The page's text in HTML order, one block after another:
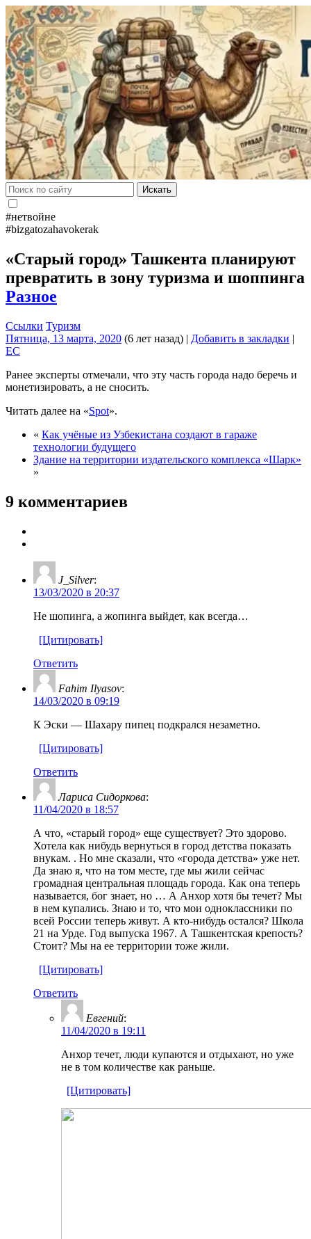
Искать
#нетвойне
#bizgatozahavokerak
«Старый город» Ташкента планируют
превратить в зону туризма и шоппинга
Разное
Ссылки Туризм
Пятница, 13 марта, 2020 (6 лет назад) | Добавить в закладки |
EC
Ранее эксперты отмечали, что эту часть города надо беречь и
монетизировать, а не сносить.
Читать далее на «Spot».
« Как учёные из Узбекистана создают в гараже
технологии будущего
Здание на территории издательского комплекса «Шарк»
»
9 комментариев
J_Silver:
13/03/2020 в 20:37
Не шопинга, а жопинга выйдет, как всегда…
[Цитировать]
Ответить
Fahim Ilyasov:
14/03/2020 в 09:19
К Эски — Шахару пипец подкрался незаметно.
[Цитировать]
Ответить
Лариса Сидоркова:
11/04/2020 в 18:57
А что, «старый город» еще существует? Это здорово.
Хотела как нибудь вернуться в город детства показать
внукам. . Но мне сказали, что «города детства» уже нет.
Да знаю я, что на том месте, где мы жили сейчас
громадная центральная площадь города. Как она теперь
называется, бог знает, но … А Анхор хотя бы течет? Мы
в нем купались. Знаю и то, что мои одноклассники по
всей России теперь живут. А кто-нибудь остался? Школа
21 на Урде. Год выпуска 1967. А Ташкентская крепость?
Стоит? Мы на ее территории тоже жили.
[Цитировать]
Ответить
Евгений:
11/04/2020 в 19:11
Анхор течет, люди купаются и отдыхают, но уже
не в том количестве как раньше.
[Цитировать]